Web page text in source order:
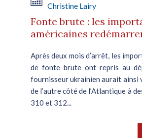
Christine Lairy
Fonte brute : les
américaines
Après deux mois d’arrêt, les
de fonte brute ont repris au
fournisseur ukrainien aurait ainsi
de l’autre côté de l’Atlantique à
310 et 312...